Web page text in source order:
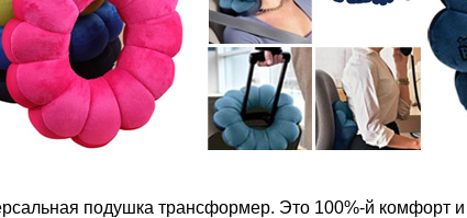
подушка трансформер. Это 100%-й комфорт